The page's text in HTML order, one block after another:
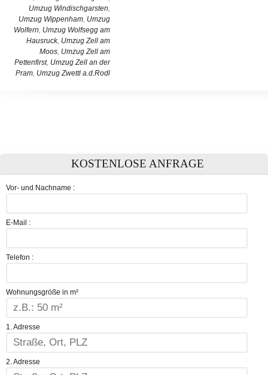
Umzug Windischgarsten,
Umzug Wippenham, Umzug
Wolfern, Umzug Wolfsegg am
Hausruck, Umzug Zell am
Moos, Umzug Zell am
Pettenfirst, Umzug Zell an der
Pram, Umzug Zwettl a.d.Rodl
KOSTENLOSE ANFRAGE
Vor- und Nachname :
E-Mail :
Telefon :
Wohnungsgröße in m²
1. Adresse
2. Adresse